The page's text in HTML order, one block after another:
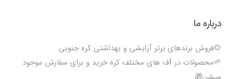
درباره ما
🌻فروش برندهای برتر آرایشی و بهداشتی کره جنوبی
🌱محصولات در آف های مختلف کره خرید و برای سفارش موجود